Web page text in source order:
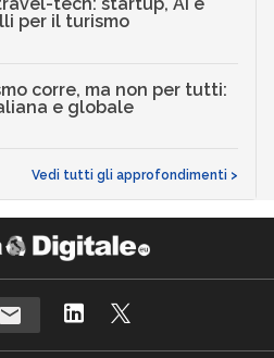
per il turismo
corre, ma non per tutti:
e globale
Vedi tutti gli approfondimenti >